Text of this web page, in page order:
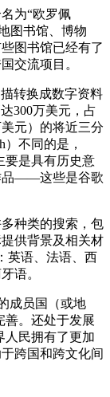
为“欧罗佩
图书馆、博物
图书馆已经有了
交流项目。
转换成数字资料
300万美元，占
元）的将近三分
）不同的是，
要是具有历史意
品——这些是谷歌
种类的搜索，包
供背景及相关材
英语、法语、西
语。
成员国（或地
善。还处于发展
人民拥有了更加
跨国和跨文化间